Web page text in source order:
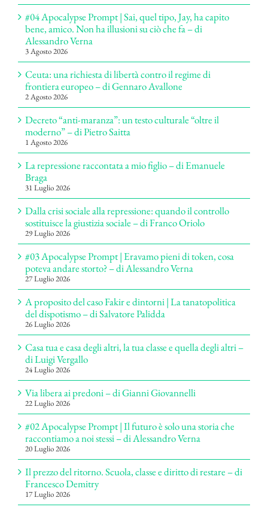
#04 Apocalypse Prompt | Sai, quel tipo, Jay, ha capito
bene, amico. Non ha illusioni su ciò che fa – di
Alessandro Verna
3 Agosto 2026
Ceuta: una richiesta di libertà contro il regime di
frontiera europeo – di Gennaro Avallone
2 Agosto 2026
Decreto “anti-maranza”: un testo culturale “oltre il
moderno” – di Pietro Saitta
1 Agosto 2026
La repressione raccontata a mio figlio – di Emanuele
Braga
31 Luglio 2026
Dalla crisi sociale alla repressione: quando il controllo
sostituisce la giustizia sociale – di Franco Oriolo
29 Luglio 2026
#03 Apocalypse Prompt | Eravamo pieni di token, cosa
poteva andare storto? – di Alessandro Verna
27 Luglio 2026
A proposito del caso Fakir e dintorni | La tanatopolitica
del dispotismo – di Salvatore Palidda
26 Luglio 2026
Casa tua e casa degli altri, la tua classe e quella degli altri –
di Luigi Vergallo
24 Luglio 2026
Via libera ai predoni – di Gianni Giovannelli
22 Luglio 2026
#02 Apocalypse Prompt | Il futuro è solo una storia che
raccontiamo a noi stessi – di Alessandro Verna
20 Luglio 2026
Il prezzo del ritorno. Scuola, classe e diritto di restare – di
Francesco Demitry
17 Luglio 2026